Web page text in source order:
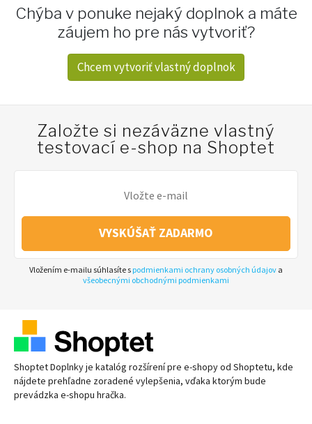
Chýba v ponuke nejaký doplnok a máte
záujem ho pre nás vytvoriť?
Chcem vytvoriť vlastný doplnok
Založte si nezáväzne vlastný
testovací e-shop na Shoptet
VYSKÚŠAŤ ZADARMO
Vložením e-mailu súhlasíte s podmienkami ochrany osobných údajov a
všeobecnými obchodnými podmienkami
Shoptet Doplnky je katalóg rozšírení pre e-shopyod Shoptetu, kde
nájdete prehľadne zoradené vylepšenia, vďaka ktorým bude
prevádzka e-shopu hračka.